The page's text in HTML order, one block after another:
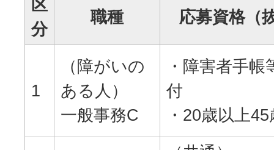
区
分
職種 応募資格（
1
（障がいの
ある人）
一般事務C
・障害者手帳
付
・20歳以上